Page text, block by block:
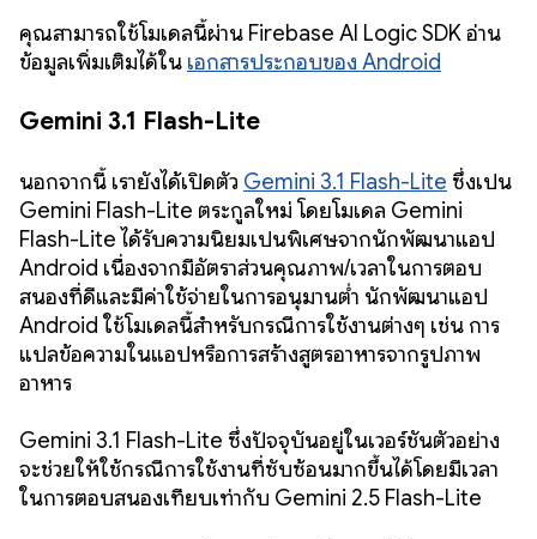
คุณสามารถใช้โมเดลนี้ผ่าน Firebase AI Logic SDK อ่าน
ข้อมูลเพิ่มเติมได้ใน เอกสารประกอบของ Android
Gemini 3.1 Flash-Lite
นอกจากนี้ เรายังได้เปิดตัว Gemini 3.1 Flash-Lite ซึ่งเป็น
Gemini Flash-Lite ตระกูลใหม่ โดยโมเดล Gemini
Flash-Lite ได้รับความนิยมเป็นพิเศษจากนักพัฒนาแอป
Android เนื่องจากมีอัตราส่วนคุณภาพ/เวลาในการตอบ
สนองที่ดีและมีค่าใช้จ่ายในการอนุมานต่ำ นักพัฒนาแอป
Android ใช้โมเดลนี้สำหรับกรณีการใช้งานต่างๆ เช่น การ
แปลข้อความในแอปหรือการสร้างสูตรอาหารจากรูปภาพ
อาหาร
Gemini 3.1 Flash-Lite ซึ่งปัจจุบันอยู่ในเวอร์ชันตัวอย่าง
จะช่วยให้ใช้กรณีการใช้งานที่ซับซ้อนมากขึ้นได้โดยมีเวลา
ในการตอบสนองเทียบเท่ากับ Gemini 2.5 Flash-Lite